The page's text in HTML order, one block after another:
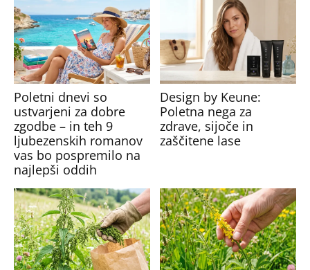
Poletni dnevi so
ustvarjeni za dobre
zgodbe – in teh 9
ljubezenskih romanov
vas bo pospremilo na
najlepši oddih
Design by Keune:
Poletna nega za
zdrave, sijoče in
zaščitene lase